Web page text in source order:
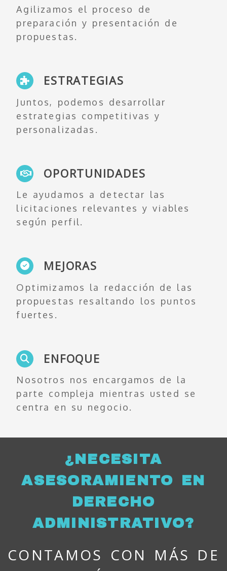
Agilizamos el proceso de
preparación y presentación de
propuestas.
ESTRATEGIAS
Juntos, podemos desarrollar
estrategias competitivas y
personalizadas.
OPORTUNIDADES
Le ayudamos a detectar las
licitaciones relevantes y viables
según perfil.
MEJORAS
Optimizamos la redacción de las
propuestas resaltando los puntos
fuertes.
ENFOQUE
Nosotros nos encargamos de la
parte compleja mientras usted se
centra en su negocio.
¿NECESITA
ASESORAMIENTO EN
DERECHO
ADMINISTRATIVO?
CONTAMOS CON MÁS DE